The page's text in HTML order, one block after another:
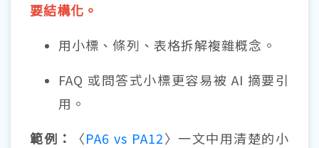
要結構化。
用小標、條列、表格拆解複雜概念。
FAQ 或問答式小標更容易被 AI 摘要引
用。
範例：
〈PA6 vs PA12〉一文中用清楚的小